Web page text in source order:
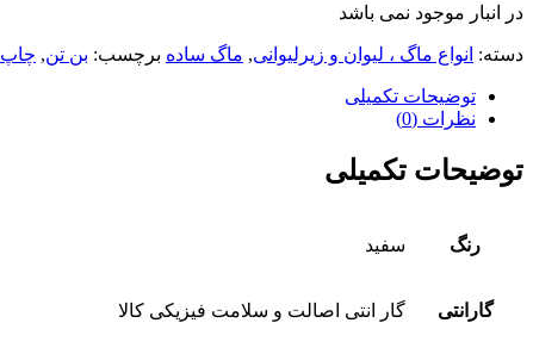
در انبار موجود نمی باشد
دسته: انواع ماگ ، لیوان و زیرلیوانی, ماگ ساده برچسب: بن تن, چاپ
توضیحات تکمیلی
نظرات (0)
توضیحات تکمیلی
رنگ سفید
گارانتی گار انتی اصالت و سلامت فیزیکی کالا